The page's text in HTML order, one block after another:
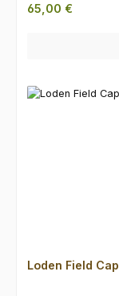
Regulärer Preis:
65,00 €
Loden Field